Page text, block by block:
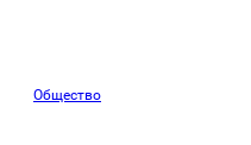
Общество